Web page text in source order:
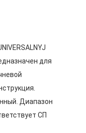
для
Диапазон
СП